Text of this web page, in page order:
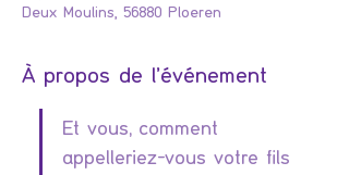
Deux Moulins, 56880 Ploeren
À propos de l'événement
Et vous, comment
appelleriez-vous votre fils